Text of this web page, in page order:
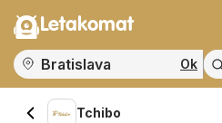
Letakomat
Ok
Tchibo